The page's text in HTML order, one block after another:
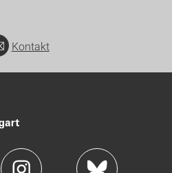
Kontakt